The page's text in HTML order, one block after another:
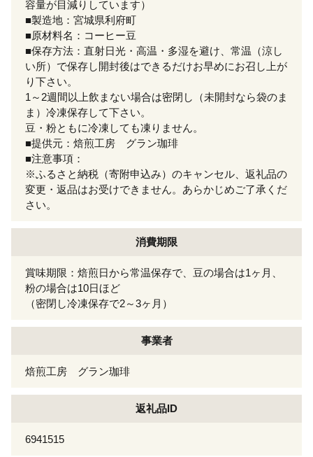
容量が目減りしています）
■製造地：宮城県利府町
■原材料名：コーヒー豆
■保存方法：直射日光・高温・多湿を避け、常温（涼し
い所）で保存し開封後はできるだけお早めにお召し上が
り下さい。
1～2週間以上飲まない場合は密閉し（未開封なら袋のま
ま）冷凍保存して下さい。
豆・粉ともに冷凍しても凍りません。
■提供元：焙煎工房 グラン珈琲
■注意事項：
※ふるさと納税（寄附申込み）のキャンセル、返礼品の
変更・返品はお受けできません。あらかじめご了承くだ
さい。
消費期限
賞味期限：焙煎日から常温保存で、豆の場合は1ヶ月、
粉の場合は10日ほど
（密閉し冷凍保存で2～3ヶ月）
事業者
焙煎工房 グラン珈琲
返礼品ID
6941515